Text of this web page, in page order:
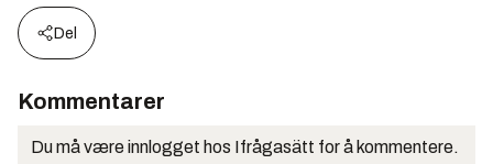
Del
Kommentarer
Du må være innlogget hos Ifrågasätt for å kommentere.